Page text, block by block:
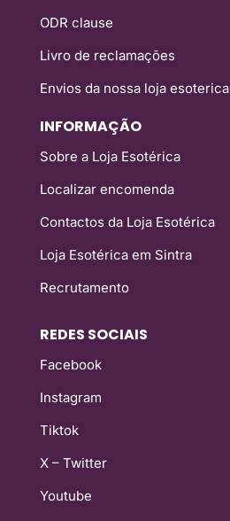
ODR clause
Livro de reclamações
Envios da nossa loja esoterica
INFORMAÇÃO
Sobre a Loja Esotérica
Localizar encomenda
Contactos da Loja Esotérica
Loja Esotérica em Sintra
Recrutamento
REDES SOCIAIS
Facebook
Instagram
Tiktok
X – Twitter
Youtube